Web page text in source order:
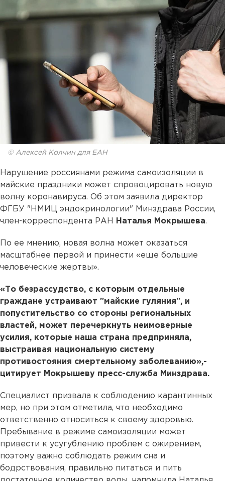
© Алексей Колчин для ЕАН
Нарушение россиянами режима самоизоляции в
майские праздники может спровоцировать новую
волну коронавируса. Об этом заявила директор
ФГБУ "НМИЦ эндокринологии" Минздрава России,
член-корреспондента РАН
Наталья Мокрышева.
По ее мнению, новая волна может оказаться
масштабнее первой и принести «еще большие
человеческие жертвы».
«То безрассудство, с которым отдельные
граждане устраивают "майские гуляния", и
попустительство со стороны региональных
властей, может перечеркнуть неимоверные
усилия, которые наша страна предприняла,
выстраивая национальную систему
противостояния смертельному заболеванию»,-
цитирует Мокрышеву пресс-служба Минздрава.
Специалист призвала к соблюдению карантинных
мер, но при этом отметила, что необходимо
ответственно относиться к своему здоровью.
Пребывание в режиме самоизоляции может
привести к усугублению проблем с ожирением,
поэтому важно соблюдать режим сна и
бодрствования, правильно питаться и пить